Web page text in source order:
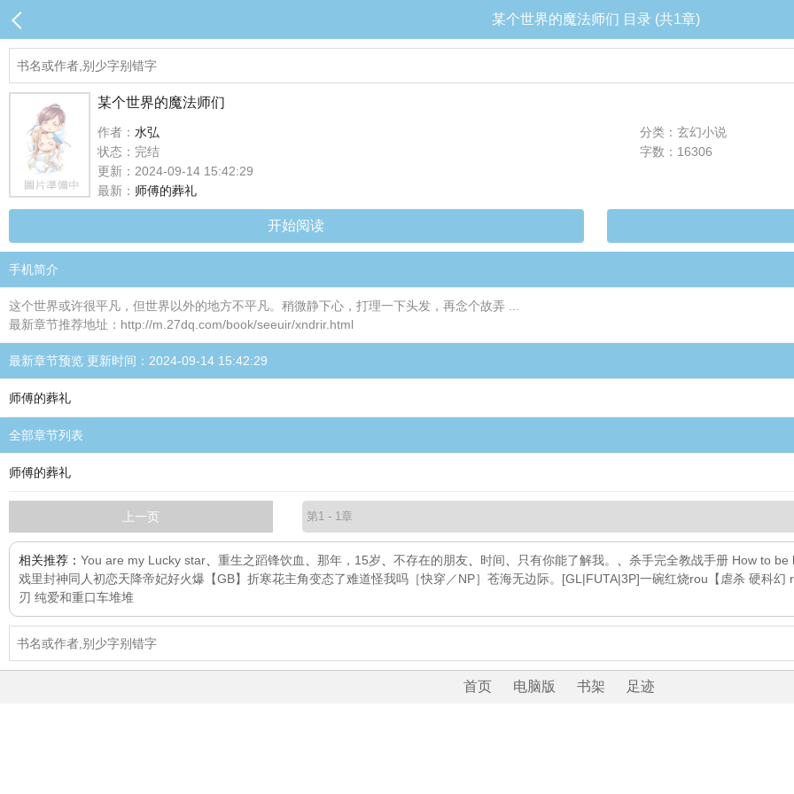
某个世界的魔法师们 目录 (共1章)
某个世界的魔法师们
作者： 水弘
分类：玄幻小说
状态：完结
字数：16306
更新：2024-09-14 15:42:29
最新： 师傅的葬礼
开始阅读
手机简介
这个世界或许很平凡，但世界以外的地方不平凡。稍微静下心，打理一下头发，再念个故弄 ...
最新章节推荐地址：http://m.27dq.com/book/seeuir/xndrir.html
最新章节预览 更新时间：2024-09-14 15:42:29
师傅的葬礼
全部章节列表
师傅的葬礼
上一页
相关推荐： You are my Lucky star 重生之蹈锋饮血 那年，15岁 不存在的朋友 时间 只有你能了解我。 杀手完全教战手册 How to be
戏里封神同人初恋天降帝妃好火爆 【GB】折寒花主角变态了难道怪我吗［快穿／NP］ 苍海无边际。[GL|FUTA|3P]一碗红烧rou 【虐杀 硬科
刃 纯爱和重口车堆堆
首页 电脑版 书架 足迹